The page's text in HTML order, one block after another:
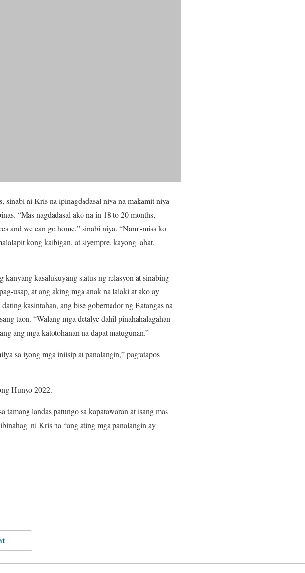
sinabi ni Kris na ipinagdadasal niya na makamit niya
“Mas nagdadasal ako na in 18 to 20 months,
and we can go home,” sinabi niya. “Nami-miss ko
kong kaibigan, at siyempre, kayong lahat.
kasalukuyang status ng relasyon at sinabing
usap, at ang aking mga anak na lalaki at ako ay
kasintahan, ang bise gobernador ng Batangas na
taon. “Walang mga detalye dahil pinahahalagahan
ang mga katotohanan na dapat matugunan.”
sa iyong mga iniisip at panalangin,” pagtatapos
Hunyo 2022.
landas patungo sa kapatawaran at isang mas
ni Kris na “ang ating mga panalangin ay